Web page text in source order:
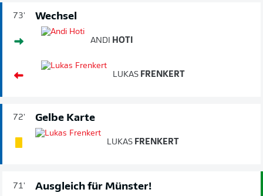
73' Wechsel
ANDI HOTI
LUKAS FRENKERT
72' Gelbe Karte
LUKAS FRENKERT
71' Ausgleich für Münster!